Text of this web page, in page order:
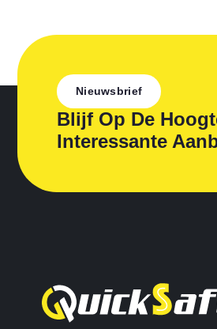
Nieuwsbrief
Blijf Op De
Interessante